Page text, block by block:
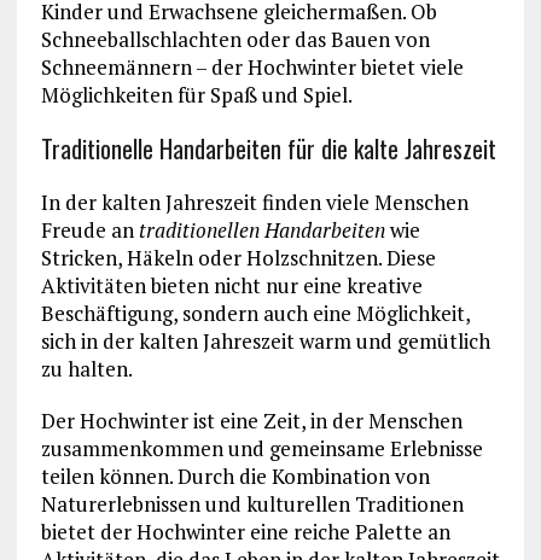
Kinder und Erwachsene gleichermaßen. Ob
Schneeballschlachten oder das Bauen von
Schneemännern – der Hochwinter bietet viele
Möglichkeiten für Spaß und Spiel.
Traditionelle Handarbeiten für die kalte Jahreszeit
In der kalten Jahreszeit finden viele Menschen
Freude an traditionellen Handarbeitenwie
Stricken, Häkeln oder Holzschnitzen. Diese
Aktivitäten bieten nicht nur eine kreative
Beschäftigung, sondern auch eine Möglichkeit,
sich in der kalten Jahreszeit warm und gemütlich
zu halten.
Der Hochwinter ist eine Zeit, in der Menschen
zusammenkommen und gemeinsame Erlebnisse
teilen können. Durch die Kombination von
Naturerlebnissen und kulturellen Traditionen
bietet der Hochwinter eine reiche Palette an